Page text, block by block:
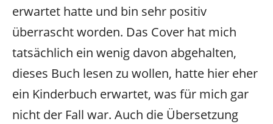
erwartet hatte und bin sehr positiv
überrascht worden. Das Cover hat mich
tatsächlich ein wenig davon abgehalten,
dieses Buch lesen zu wollen, hatte hier eher
ein Kinderbuch erwartet, was für mich gar
nicht der Fall war. Auch die Übersetzung